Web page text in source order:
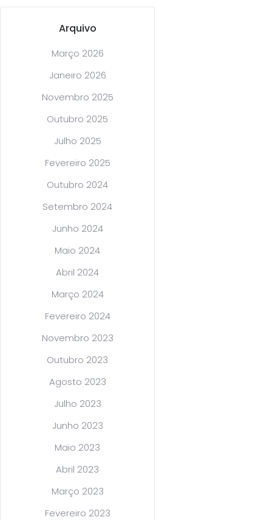
Arquivo
Março 2026
Janeiro 2026
Novembro 2025
Outubro 2025
Julho 2025
Fevereiro 2025
Outubro 2024
Setembro 2024
Junho 2024
Maio 2024
Abril 2024
Março 2024
Fevereiro 2024
Novembro 2023
Outubro 2023
Agosto 2023
Julho 2023
Junho 2023
Maio 2023
Abril 2023
Março 2023
Fevereiro 2023